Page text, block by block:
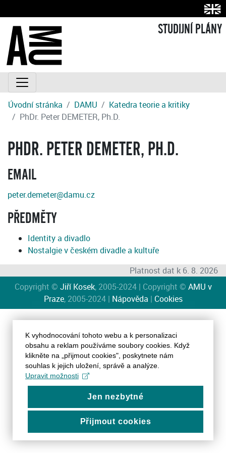
STUDIJNÍ PLÁNY
Úvodní stránka DAMU
Katedra teorie a kritiky
PhDr. Peter DEMETER, Ph.D.
PHDR. PETER DEMETER, PH.D.
EMAIL
peter.demeter@damu.cz
PŘEDMĚTY
Identity a divadlo
Nostalgie v českém divadle a kultuře
Platnost dat k 6. 8. 2026
Copyright © Jiří Kosek, 2005-2024 | Copyright © AMU v
Praze, 2005-2024 | Nápověda | Cookies
K vyhodnocování tohoto webu a k personalizaci
obsahu a reklam používáme soubory cookies. Když
klikněte na „přijmout cookies", poskytnete nám
souhlas k jejich uložení, správě a analýze.
Upravit možnosti
Jen nezbytné
Přijmout cookies